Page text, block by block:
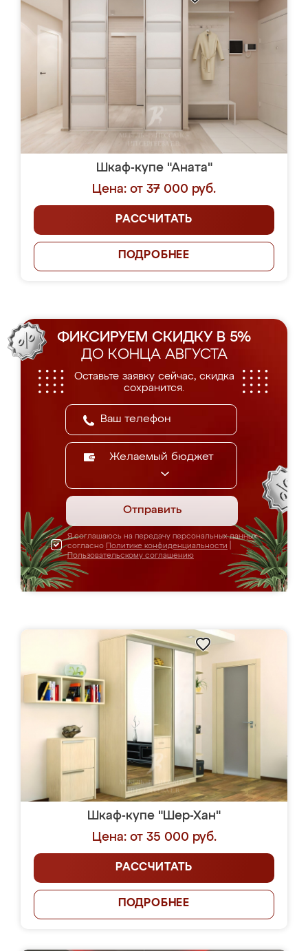
Шкаф-купе "Аната"
Цена: от 37 000 руб.
РАССЧИТАТЬ
ПОДРОБНЕЕ
ФИКСИРУЕМ СКИДКУ В 5%
ДО КОНЦА АВГУСТА
Оставьте заявку сейчас, скидка
сохранится.
Желаемый бюджет
Отправить
Я соглашаюсь на передачу персональных данных
согласно Политике конфиденциальности
Пользовательскому соглашению
Шкаф-купе "Шер-Хан"
Цена: от 35 000 руб.
РАССЧИТАТЬ
ПОДРОБНЕЕ